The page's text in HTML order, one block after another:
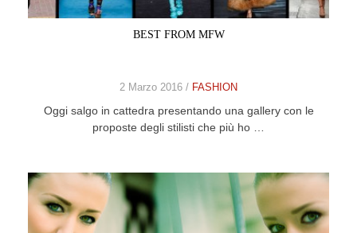
BEST FROM MFW
2 Marzo 2016 / FASHION
Oggi salgo in cattedra presentando una gallery con le
proposte degli stilisti che più ho …